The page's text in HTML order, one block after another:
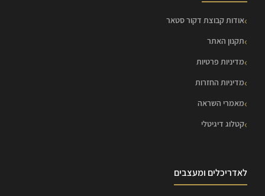
אודות קבוצת דקור סטאר
תקנון האתר
מדיניות פרטיות
מדיניות החזרות
מאמרי השראה
קטלוג דיגיטלי
לאדריכלים ומעצבים